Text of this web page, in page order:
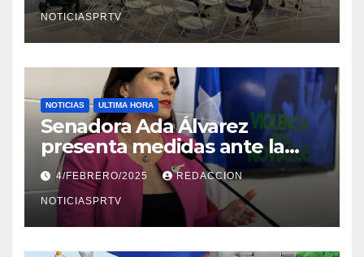
NOTICIASPRTV
NOTICIAS ULTIMA HORA
Senadora Ada Álvarez
presenta medidas ante la
violencia en el noviazgo
4/FEBRERO/2025 REDACCION
NOTICIASPRTV